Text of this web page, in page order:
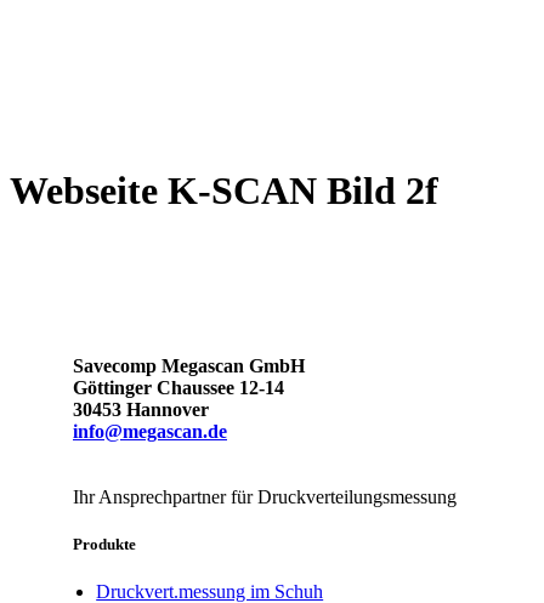
Webseite K-SCAN Bild 2f
Savecomp Megascan GmbH
Göttinger Chaussee 12-14
30453 Hannover
info@megascan.de
Ihr Ansprechpartner für Druckverteilungsmessung
Produkte
Druckvert.messung im Schuh